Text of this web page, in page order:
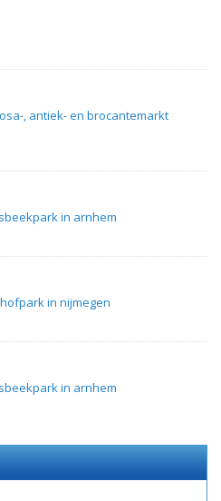
, antiek- en brocantemarkt
in arnhem
in nijmegen
in arnhem